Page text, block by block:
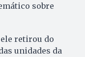
sobre
retirou do
unidades da